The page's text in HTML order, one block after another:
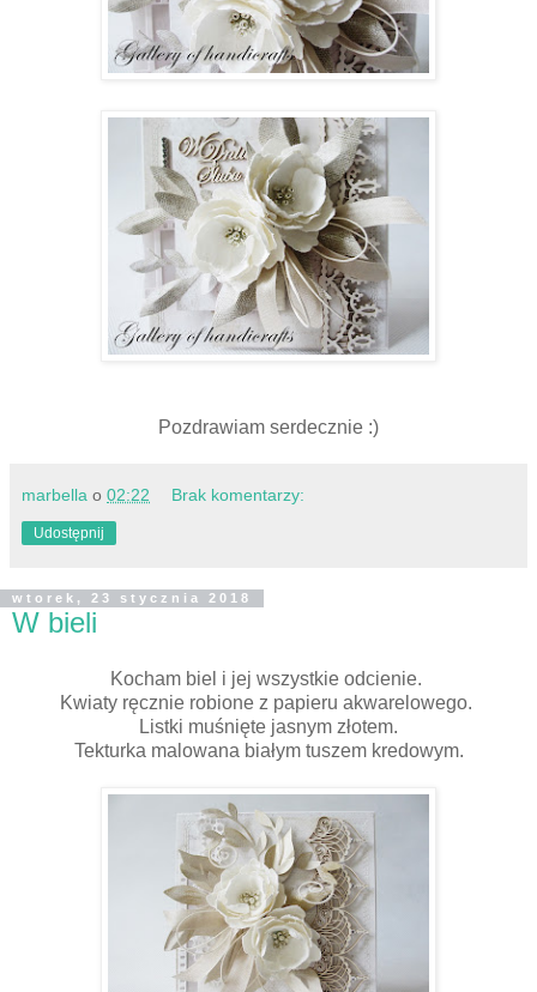
Pozdrawiam serdecznie :)
marbella o 02:22 Brak komentarzy:
Udostępnij
wtorek, 23 stycznia 2018
W bieli
Kocham biel i jej wszystkie odcienie.
Kwiaty ręcznie robione z papieru akwarelowego.
Listki muśnięte jasnym złotem.
Tekturka malowana białym tuszem kredowym.